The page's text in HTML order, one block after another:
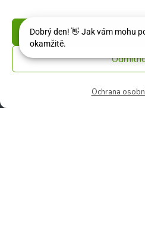
Ochrana
🕑 So: 9:00
Rychlý
✉️ e-